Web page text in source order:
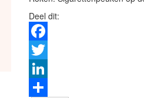
Deel dit:
Facebook
Twitter
LinkedIn